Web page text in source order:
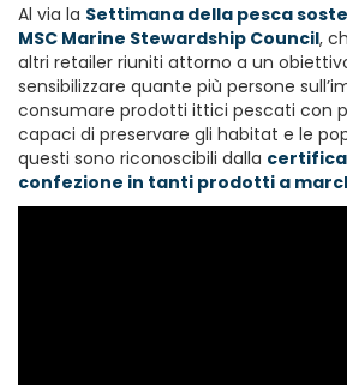
Al via la Settimana della pesca
MSC Marine Stewardship Council,
altri retailer riuniti attorno a un
sensibilizzare quante più persone
consumare prodotti ittici pescati con
capaci di preservare gli habitat e le
questi sono riconoscibili dalla
confezione in tanti prodotti a